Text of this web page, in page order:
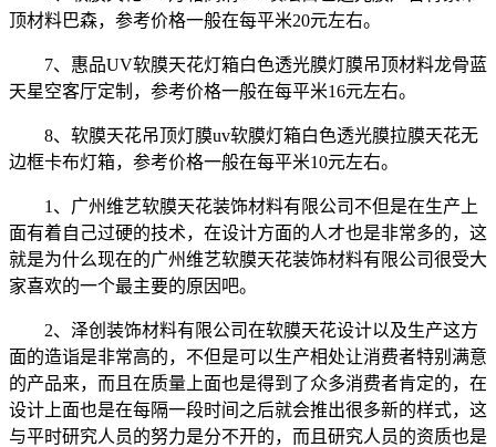
顶材料巴森，参考价格一般在每平米20元左右。
7、惠品UV软膜天花灯箱白色透光膜灯膜吊顶材料龙骨蓝
天星空客厅定制，参考价格一般在每平米16元左右。
8、软膜天花吊顶灯膜uv软膜灯箱白色透光膜拉膜天花无
边框卡布灯箱，参考价格一般在每平米10元左右。
1、广州维艺软膜天花装饰材料有限公司不但是在生产上
面有着自己过硬的技术，在设计方面的人才也是非常多的，这
就是为什么现在的广州维艺软膜天花装饰材料有限公司很受大
家喜欢的一个最主要的原因吧。
2、泽创装饰材料有限公司在软膜天花设计以及生产这方
面的造诣是非常高的，不但是可以生产相处让消费者特别满意
的产品来，而且在质量上面也是得到了众多消费者肯定的，在
设计上面也是在每隔一段时间之后就会推出很多新的样式，这
与平时研究人员的努力是分不开的，而且研究人员的资质也是